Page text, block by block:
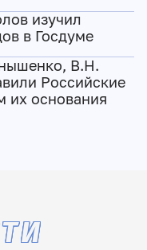
изучил
в Госдуме
В.Н.
Российские
их основания